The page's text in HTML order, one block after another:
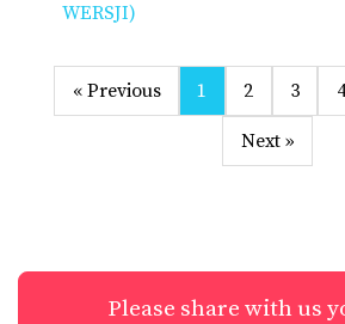
WERSJI)
« Previous 1 2 3 4
Next »
Please share with us